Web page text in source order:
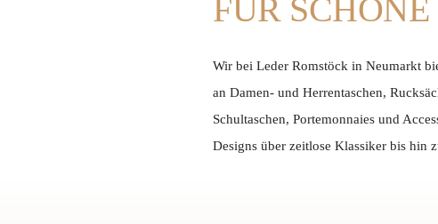
FÜR
Wir bei Leder Romstöck in Neumarkt
an Damen- und Herrentaschen,
Schultaschen, Portemonnaies und
Designs über zeitlose Klassiker bis hin